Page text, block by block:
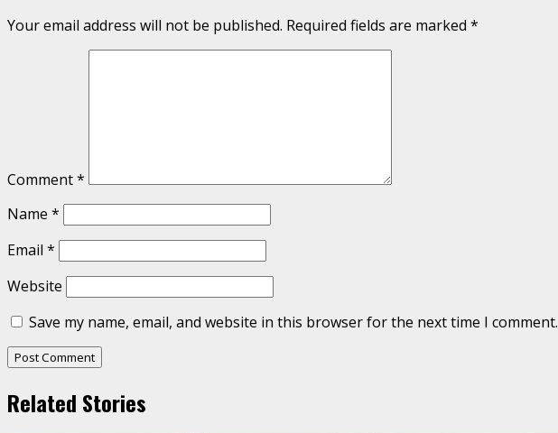
Your email address will not be published. Required fields are marked *
Comment*
Name *
Email *
Website
Save my name, email, and website in this browser for the next time I comment.
Related Stories